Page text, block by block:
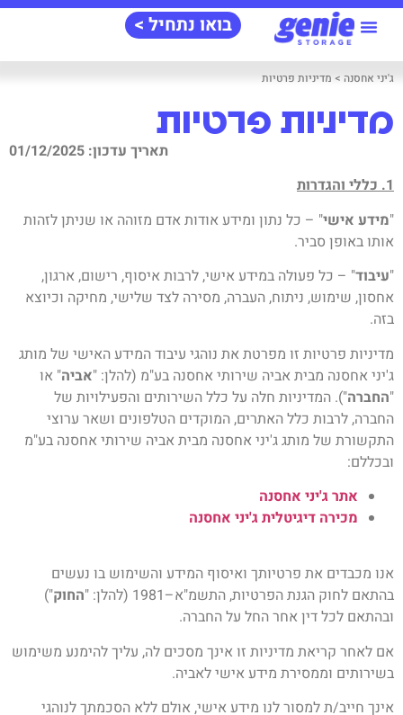
בואו נתחיל >
ג'יני‭ ‬אחסנה > מדיניות פרטיות
מדיניות פרטיות
תאריך עדכון: 01/12/2025
1. כללי והגדרות
"מידע אישי" – כל נתון ומידע אודות אדם מזוהה או שניתן לזהות
אותו באופן סביר.
"עיבוד" – כל פעולה במידע אישי, לרבות איסוף, רישום, ארגון,
אחסון, שימוש, ניתוח, העברה, מסירה לצד שלישי, מחיקה וכיוצא
בזה.
מדיניות פרטיות זו מפרטת את נוהגי עיבוד המידע האישי של מותג
ג'יני אחסנה מבית אביה שירותי אחסנה בע"מ (להלן: "אביה" או
"החברה"). המדיניות חלה על כלל השירותים והפעילויות של
החברה, לרבות כלל האתרים, המוקדים הטלפונים ושאר ערוצי
התקשורת של מותג ג'יני אחסנה מבית אביה שירותי אחסנה בע"מ
ובכללם:
אתר ג'יני אחסנה
מכירה דיגיטלית ג'יני אחסנה
אנו מכבדים את פרטיותך ואיסוף המידע והשימוש בו נעשים
בהתאם לחוק הגנת הפרטיות, התשמ"א–1981 (להלן: "
החוק")
ובהתאם לכל דין אחר החל על החברה.
אם לאחר קריאת מדיניות זו אינך מסכים לה, עליך להימנע משימוש
בשירותים וממסירת מידע אישי לאביה.
אינך חייב/ת למסור לנו מידע אישי, אולם ללא הסכמתך לנוהגי